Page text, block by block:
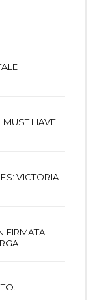
MUST HAVE
VICTORIA
FIRMATA